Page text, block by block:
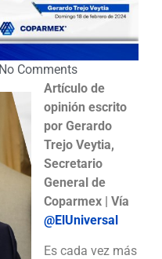
No Comments
Artículo de
opinión escrito
por Gerardo
Trejo Veytia,
Secretario
General de
Coparmex | Vía
@ElUniversal
Es cada vez más